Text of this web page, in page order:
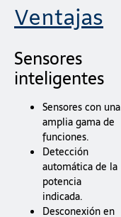
Ventajas
Sensores
inteligentes
Sensores con una
amplia gama de
funciones.
Detección
automática de la
potencia
indicada.
Desconexión en